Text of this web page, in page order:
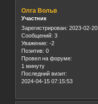
Олга Вольв
Участник
Зарегистрирован: 2023-02-20
Сообщений: 3
Уважение: -2
Позитив: 0
Провел на форуме:
1 минуту
Последний визит:
2024-04-15 07:15:53